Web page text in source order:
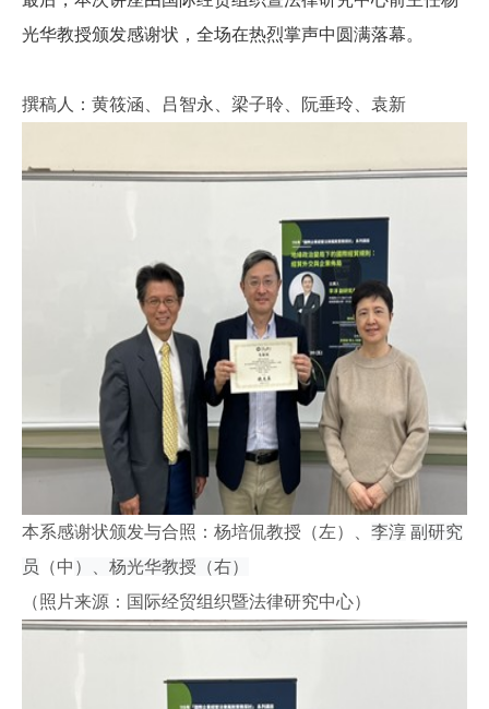
光华教授颁发感谢状，全场在热烈掌声中圆满落幕。
撰稿人：黄筱涵、吕智永、梁子聆、阮垂玲、袁新
本系感谢状颁发与合照：杨培侃教授（左）、 李淳 副研究
员
（中 ）、杨光华教授（右）
（照片来源：国际经贸组织暨法律研究中心）